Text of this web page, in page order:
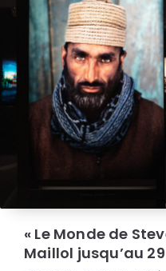
« Le Monde de
Maillol jusqu’au